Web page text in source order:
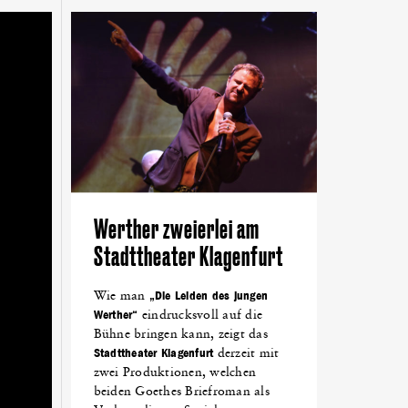
(18) NETZWERKEN(18) LOVENTAL(18)
ALPEN-ADRIA-UNIVERSITÄT(13)
(10) GRÜNDEN(10)
Werther zweierlei am
Stadttheater Klagenfurt
Wie man „Die Leiden des jungen
Werther“ eindrucksvoll auf die
Bühne bringen kann, zeigt das
Stadttheater Klagenfurtderzeit mit
zwei Produktionen, welchen
beiden Goethes Briefroman als